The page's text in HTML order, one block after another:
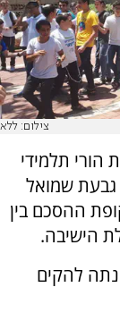
צילום: ללא
הורי תלמידי
גבעת שמואל
ההסכם בין
הישיבה.
להקים